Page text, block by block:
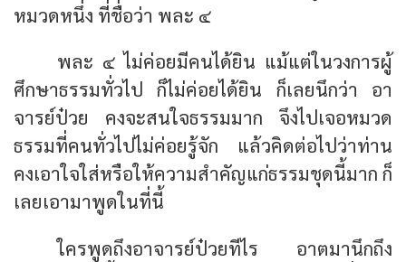
หมวดหนึ่ง ที่ชื่อว่า พละ ๔
พละ ๔ ไม่ค่อยมีคนได้ยิน แม้แต่ในวงการผู้
ศึกษาธรรมทั่วไป ก็ไม่ค่อยได้ยิน ก็เลยนึกว่า อา
จารย์ป๋วย คงจะสนใจธรรมมาก จึงไปเจอหมวด
ธรรมที่คนทั่วไปไม่ค่อยรู้จัก แล้วคิดต่อไปว่าท่าน
คงเอาใจใส่หรือให้ความสำคัญแก่ธรรมชุดนี้มาก ก็
เลยเอามาพูดในที่นี้
ใครพูดถึงอาจารย์ป๋วยทีไร อาตมานึกถึง